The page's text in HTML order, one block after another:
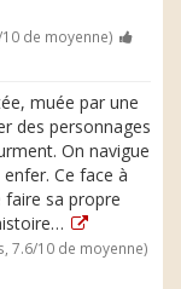
de moyenne)
muée par une
des personnages
On navigue
Ce face à
sa propre
7.6/10 de moyenne)